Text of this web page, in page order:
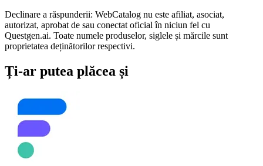
Declinare a răspunderii: WebCatalog nu este afiliat, asociat,
autorizat, aprobat de sau conectat oficial în niciun fel cu
Questgen.ai. Toate numele produselor, siglele și mărcile sunt
proprietatea deținătorilor respectivi.
Ți-ar putea plăcea și